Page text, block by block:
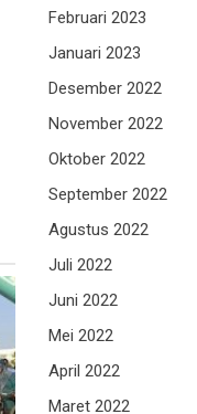
Februari 2023
Januari 2023
Desember 2022
November 2022
Oktober 2022
September 2022
Agustus 2022
Juli 2022
Juni 2022
Mei 2022
April 2022
Maret 2022